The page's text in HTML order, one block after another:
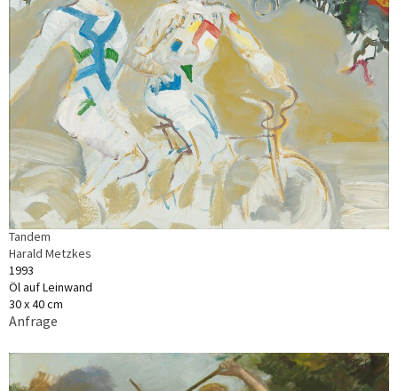
Tandem
Harald Metzkes
1993
Öl auf Leinwand
30 x 40 cm
Anfrage